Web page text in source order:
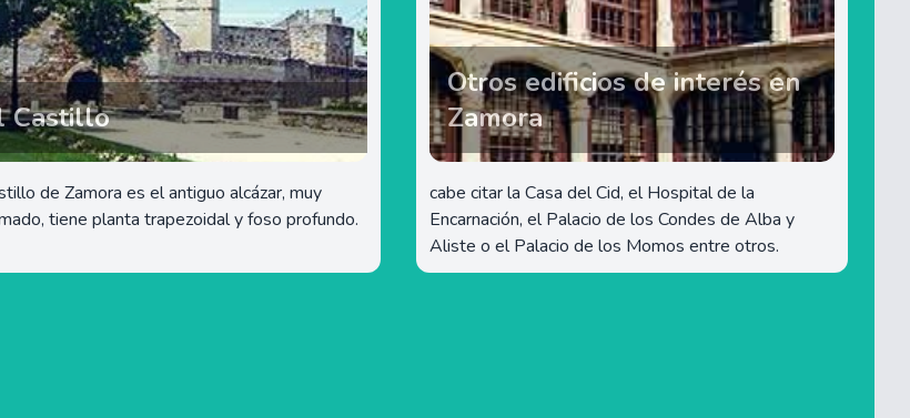
Castillo
de Zamora es el antiguo alcázar, muy
tiene planta trapezoidal y foso profundo.
Otros edificios de interés en
Zamora
cabe citar la Casa del Cid, el Hospital de la
Encarnación, el Palacio de los Condes de Alba y
Aliste o el Palacio de los Momos entre otros.